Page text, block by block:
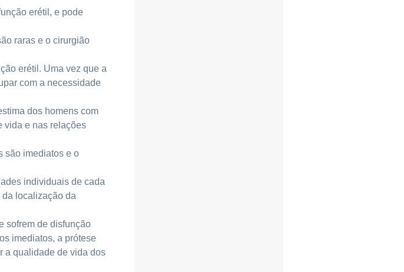
erétil, e pode
raras e o cirurgião
erétil. Uma vez que a
com a necessidade
dos homens com
vida e nas relações
são imediatos e o
individuais de cada
localização da
sofrem de disfunção
imediatos, a prótese
a qualidade de vida dos